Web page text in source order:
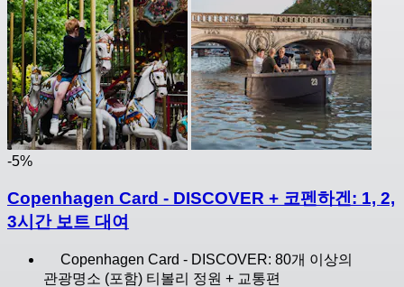
-5%
Copenhagen Card - DISCOVER + 코펜하겐: 1, 2,
3시간 보트 대여
Copenhagen Card - DISCOVER: 80개 이상의
관광명소 (포함) 티볼리 정원 + 교통편